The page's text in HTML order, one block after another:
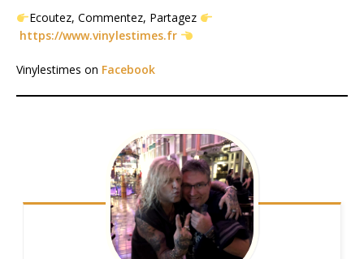
Ecoutez, Commentez, Partagez
https://www.vinylestimes.fr
Vinylestimes on Facebook